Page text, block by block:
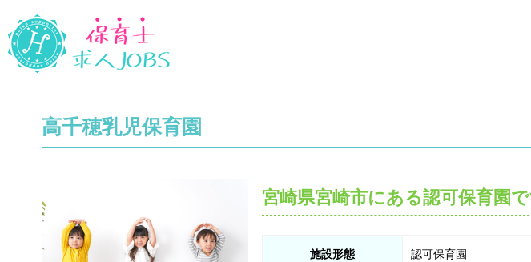
高千穂乳児保育園
宮崎県宮崎市にある認可保育園で
施設形態 認可保育園